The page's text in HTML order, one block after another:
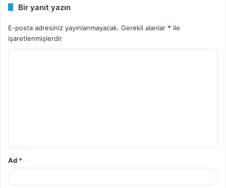
Bir yanıt yazın
E-posta adresiniz yayınlanmayacak. Gerekli alanlar * ile
işaretlenmişlerdir
Ad *